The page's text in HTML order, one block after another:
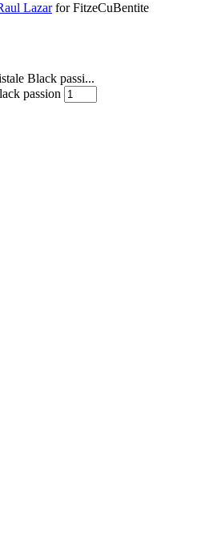
Lazarfor FitzeCuBentite
Black passi...
passion